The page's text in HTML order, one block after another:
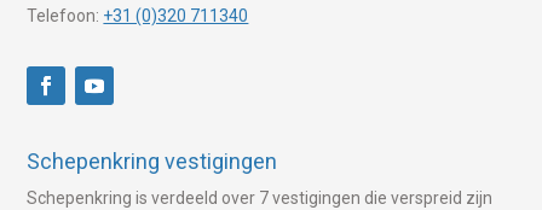
Telefoon: +31 (0)320 711340
Schepenkring vestigingen
Schepenkring is verdeeld over 7 vestigingen die verspreid zijn